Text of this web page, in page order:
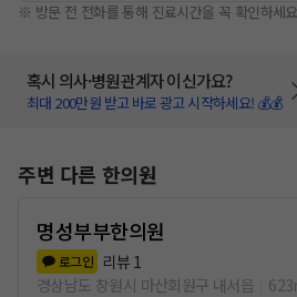
※ 방문 전 전화를 통해 진료시간을 꼭 확인하세
혹시 의사·병원관계자 이신가요?
최대 200만원 받고 바로 광고 시작하세요! 💰💰
주변 다른 한의원
명성부부한의원
로그인 리뷰 1
경상남도 창원시 마산회원구 내서읍